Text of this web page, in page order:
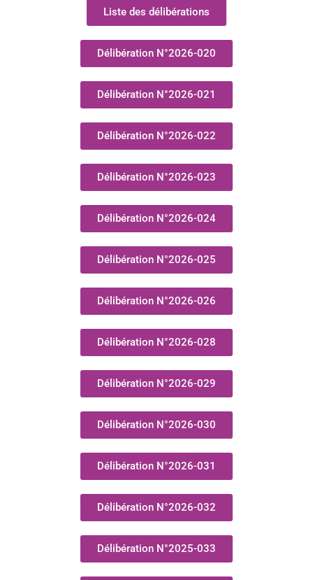
Liste des délibérations
Délibération N°2026-020
Délibération N°2026-021
Délibération N°2026-022
Délibération N°2026-023
Délibération N°2026-024
Délibération N°2026-025
Délibération N°2026-026
Délibération N°2026-028
Délibération N°2026-029
Délibération N°2026-030
Délibération N°2026-031
Délibération N°2026-032
Délibération N°2025-033